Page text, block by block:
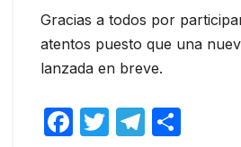
Gracias a todos por
atentos puesto que una
lanzada en breve.
F
T
T